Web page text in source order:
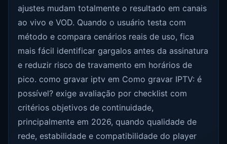
ajustes mudam totalmente o resultado em canais
ao vivo e VOD. Quando o usuário testa com
método e compara cenários reais de uso, fica
mais fácil identificar gargalos antes da assinatura
e reduzir risco de travamento em horários de
pico. como gravar iptv em Como gravar IPTV: é
possível? exige avaliação por checklist com
critérios objetivos de continuidade,
principalmente em 2026, quando qualidade de
rede, estabilidade e compatibilidade do player